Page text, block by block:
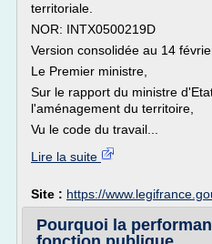
territoriale.
NOR: INTX0500219D
Version consolidée au 14
Le Premier ministre,
Sur le rapport du ministre
l'aménagement du territoire,
Vu le code du travail...
Lire la suite
Site : https://
Pourquoi la